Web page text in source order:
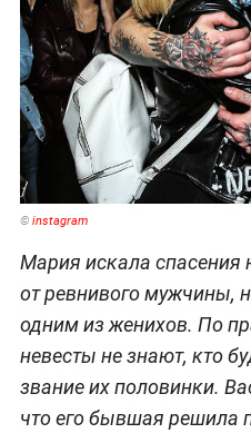
© instagram
Мария искала спасения
от ревнивого мужчины,
одним из женихов. По
невесты не знают, кто
звание их половинки.
что его бывшая решила